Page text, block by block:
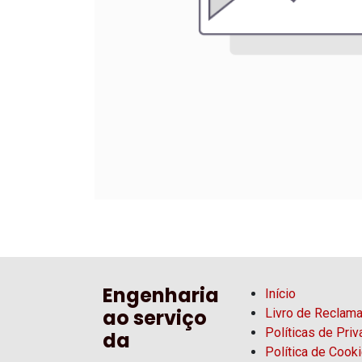
Engenharia
ao serviço
da
Início
Livro de
Políticas de
Política de